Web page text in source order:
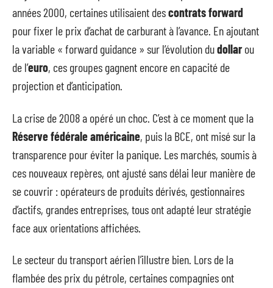
années 2000, certaines utilisaient descontrats forward
pour fixer le prix d’achat de carburant à l’avance. En ajoutant
la variable « forward guidance » sur l’évolution dudollarou
de l’euro, ces groupes gagnent encore en capacité de
projection et d’anticipation.
La crise de 2008 a opéré un choc. C’est à ce moment que la
Réserve fédérale américaine, puis la BCE, ont misé sur la
transparence pour éviter la panique. Les marchés, soumis à
ces nouveaux repères, ont ajusté sans délai leur manière de
se couvrir : opérateurs de produits dérivés, gestionnaires
d’actifs, grandes entreprises, tous ont adapté leur stratégie
face aux orientations affichées.
Le secteur du transport aérien l’illustre bien. Lors de la
flambée des prix du pétrole, certaines compagnies ont